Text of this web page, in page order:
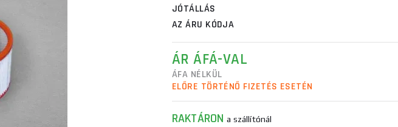
JÓTÁLLÁS
AZ ÁRU KÓDJA
ÁR ÁFÁ-VAL
ÁFA NÉLKÜL
ELŐRE TÖRTÉNŐ FIZETÉS ESETÉN
RAKTÁRONa szállítónál